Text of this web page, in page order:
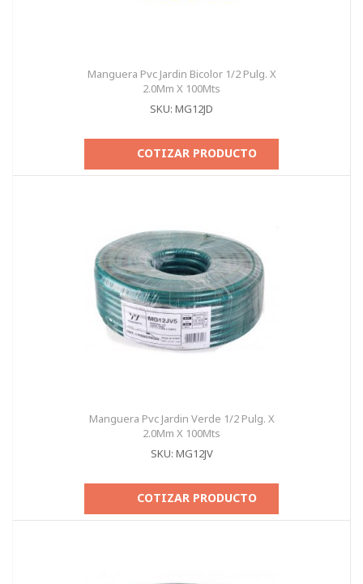
Manguera Pvc Jardin Bicolor 1/2 Pulg. X
2.0Mm X 100Mts
SKU: MG12JD
COTIZAR PRODUCTO
Manguera Pvc Jardin Verde 1/2 Pulg. X
2.0Mm X 100Mts
SKU: MG12JV
COTIZAR PRODUCTO